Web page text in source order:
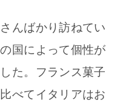
んばかり訪ねてい
国によって個性が
た。フランス菓子
べてイタリアはお